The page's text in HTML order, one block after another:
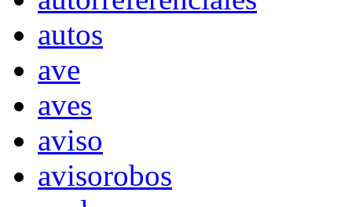
autos
ave
aves
aviso
avisorobos